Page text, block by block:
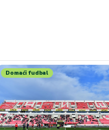
Domaći fudbal